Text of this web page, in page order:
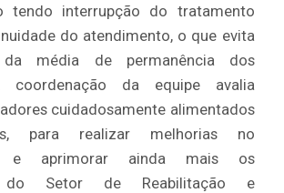
tendo interrupção do tratamento
do atendimento, o que evita
média de permanência dos
coordenação da equipe avalia
cuidadosamente alimentados
para realizar melhorias no
e aprimorar ainda mais os
do Setor de Reabilitação e